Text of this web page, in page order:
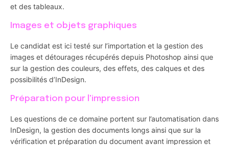
et des tableaux.
Images et objets graphiques
Le candidat est ici testé sur l’importation et la gestion des
images et détourages récupérés depuis Photoshop ainsi que
sur la gestion des couleurs, des effets, des calques et des
possibilités d’InDesign.
Préparation pour l'impression
Les questions de ce domaine portent sur l’automatisation dans
InDesign, la gestion des documents longs ainsi que sur la
vérification et préparation du document avant impression et